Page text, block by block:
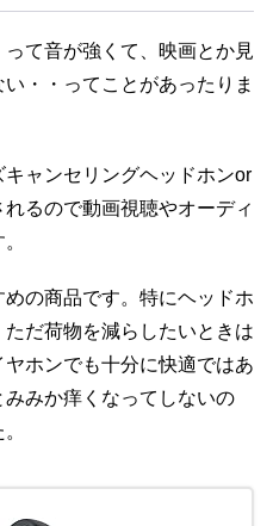
て音が強くて、映画とか見
・・ってことがあったりま
ャンセリングヘッドホンor
るので動画視聴やオーディ
の商品です。特にヘッドホ
だ荷物を減らしたいときは
ホンでも十分に快適ではあ
みか痒くなってしないの